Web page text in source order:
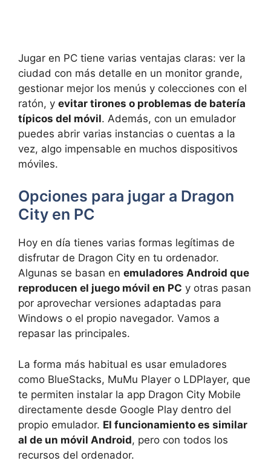
Jugar en PC tiene varias ventajas claras: ver la
ciudad con más detalle en un monitor grande,
gestionar mejor los menús y colecciones con el
ratón, y evitar tirones o problemas de batería
típicos del móvil. Además, con un emulador
puedes abrir varias instancias o cuentas a la
vez, algo impensable en muchos dispositivos
móviles.
Opciones para jugar a Dragon
City en PC
Hoy en día tienes varias formas legítimas de
disfrutar de Dragon City en tu ordenador.
Algunas se basan en emuladores Android que
reproducen el juego móvil en PC y otras pasan
por aprovechar versiones adaptadas para
Windows o el propio navegador. Vamos a
repasar las principales.
La forma más habitual es usar emuladores
como BlueStacks, MuMu Player o LDPlayer, que
te permiten instalar la app Dragon City Mobile
directamente desde Google Play dentro del
propio emulador. El funcionamiento es similar
al de un móvil Android, pero con todos los
recursos del ordenador.